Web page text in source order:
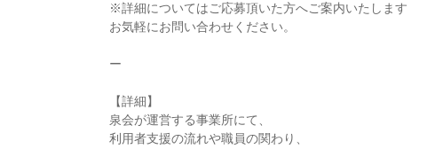
※詳細についてはご応募頂いた方へご案内いたします
お気軽にお問い合わせください。
ー
【詳細】
泉会が運営する事業所にて、
利用者支援の流れや職員の関わり、